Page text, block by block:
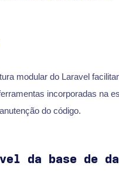
modular do Laravel
incorporadas na
do código.
da base de